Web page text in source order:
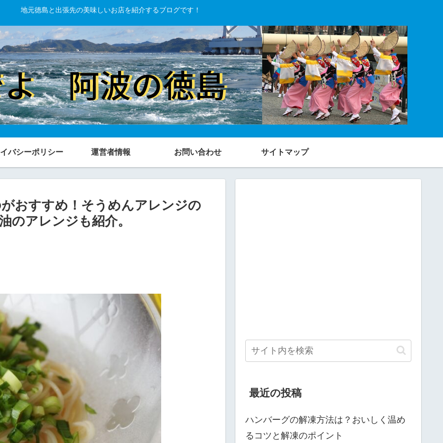
地元徳島と出張先の美味しいお店を紹介するブログです！
バシーポリシー 運営者情報 お問い合わせ サイトマップ
おすすめ！そうめんアレンジの
のアレンジも紹介。
最近の投稿
ハンバーグの解凍方法は？おいしく温め
るコツと解凍のポイント